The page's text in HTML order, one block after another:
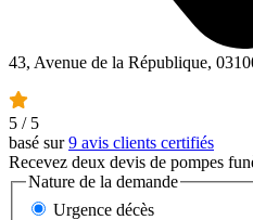
43, Avenue de la République,
5 / 5
basé sur9 avis clients certifiés
Recevez deux devis de pompes
Nature de la demande
Urgence décès